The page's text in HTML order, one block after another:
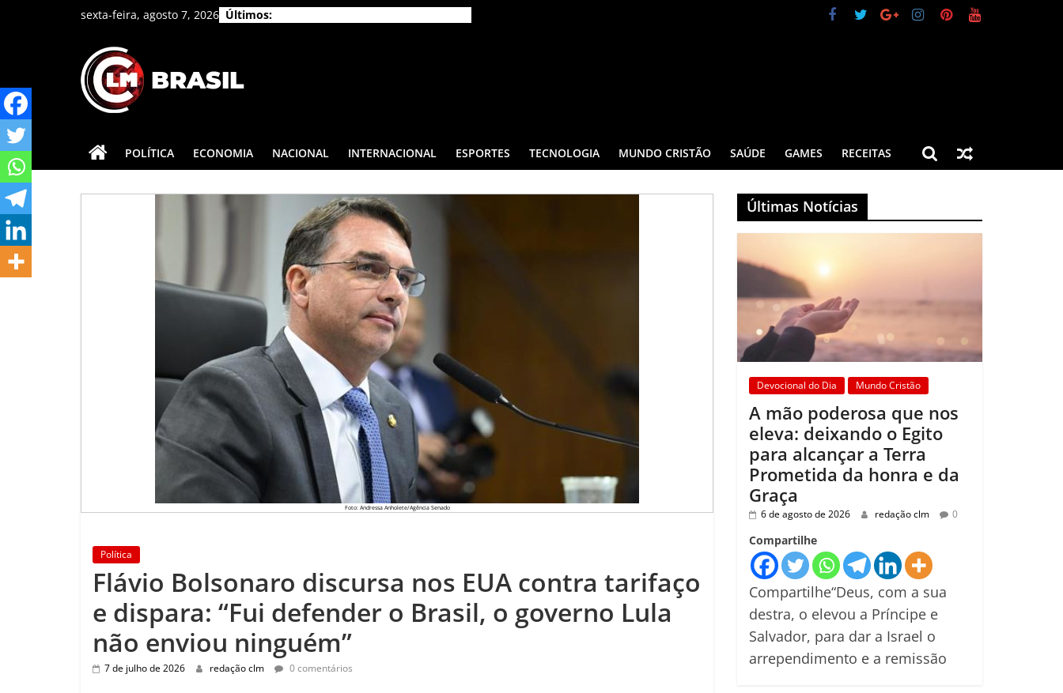
sexta-feira, agosto 7, 2026 Últimos:
CLM
Brasil
As
principais
POLÍTICA ECONOMIA NACIONAL INTERNACIONAL ESPORTES TECNOLOGIA MUNDO CRISTÃO SAÚDE GAMES RECEITAS
Foto: Andressa Anholete/Agência Senado
Política
Flávio Bolsonaro discursa nos EUA contra tarifaço
e dispara: “Fui defender o Brasil, o governo Lula
não enviou ninguém”
7 de julho de 2026 redação clm 0 comentários
Últimas Notícias
Devocional do Dia Mundo Cristão
A mão poderosa que nos
eleva: deixando o Egito
para alcançar a Terra
Prometida da honra e da
Graça
6 de agosto de 2026 redação clm 0
Compartilhe
Compartilhe“Deus, com a sua
destra, o elevou a Príncipe e
Salvador, para dar a Israel o
arrependimento e a remissão